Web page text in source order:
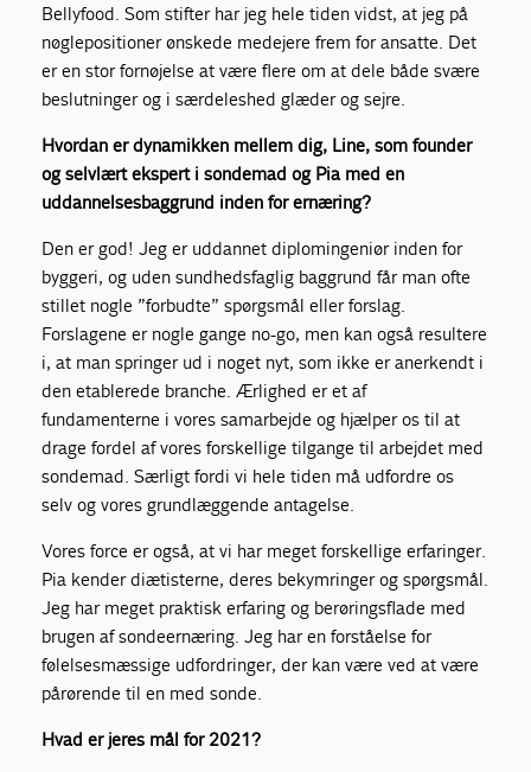
Bellyfood. Som stifter har jeg hele tiden vidst, at jeg på
nøglepositioner ønskede medejere frem for ansatte. Det
er en stor fornøjelse at være flere om at dele både svære
beslutninger og i særdeleshed glæder og sejre.
Hvordan er dynamikken mellem dig, Line, som founder
og selvlært ekspert i sondemad og Pia med en
uddannelsesbaggrund inden for ernæring?
Den er god! Jeg er uddannet diplomingeniør inden for
byggeri, og uden sundhedsfaglig baggrund får man ofte
stillet nogle ”forbudte” spørgsmål eller forslag.
Forslagene er nogle gange no-go, men kan også resultere
i, at man springer ud i noget nyt, som ikke er anerkendt i
den etablerede branche. Ærlighed er et af
fundamenterne i vores samarbejde og hjælper os til at
drage fordel af vores forskellige tilgange til arbejdet med
sondemad. Særligt fordi vi hele tiden må udfordre os
selv og vores grundlæggende antagelse.
Vores force er også, at vi har meget forskellige erfaringer.
Pia kender diætisterne, deres bekymringer og spørgsmål.
Jeg har meget praktisk erfaring og berøringsflade med
brugen af sondeernæring. Jeg har en forståelse for
følelsesmæssige udfordringer, der kan være ved at være
pårørende til en med sonde.
Hvad er jeres mål for 2021?